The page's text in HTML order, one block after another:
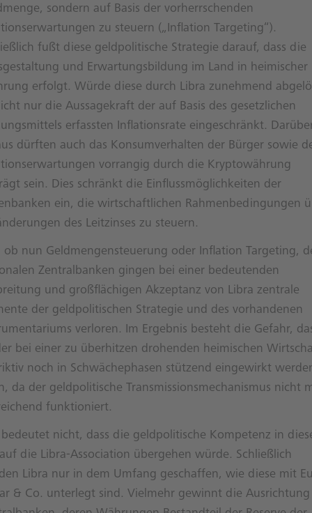
sondern auf Basis der vorherrschenden
zu steuern („Inflation Targeting“).
fußt diese geldpolitische Strategie darauf, dass die
und Erwartungsbildung im Land in heimischer
erfolgt. Würde diese durch Libra zunehmend
nur die Aussagekraft der auf Basis des gesetzlichen
erfassten Inflationsrate eingeschränkt.
dürften auch das Konsumverhalten der Bürger sowie
vorrangig durch die Kryptowährung
sein. Dies schränkt die Einflussmöglichkeiten der
ein, die wirtschaftlichen Rahmenbedingungen
des Leitzinses zu steuern.
ob nun Geldmengensteuerung oder Inflation Targeting,
Zentralbanken gingen bei einer bedeutenden
und großflächigen Akzeptanz von Libra zentrale
der geldpolitischen Strategie und des vorhandenen
verloren. Im Ergebnis besteht die Gefahr,
bei einer zu überhitzen drohenden heimischen
noch in Schwächephasen stützend eingewirkt
da der geldpolitische Transmissionsmechanismus nicht
funktioniert.
bedeutet nicht, dass die geldpolitische Kompetenz in
die Libra-Association übergehen würde. Schließlich
Libra nur in dem Umfang geschaffen, wie diese mit
& Co. unterlegt sind. Vielmehr gewinnt die